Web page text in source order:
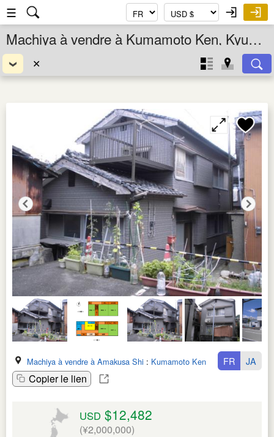
☰
Machiya à vendre à Kumamoto Ken, Kyushu, Japon
✕
Machiya à vendre à Amakusa Shi : Kumamoto Ken
Copier le lien
FR JA
USD $12,482
(¥2,000,000)